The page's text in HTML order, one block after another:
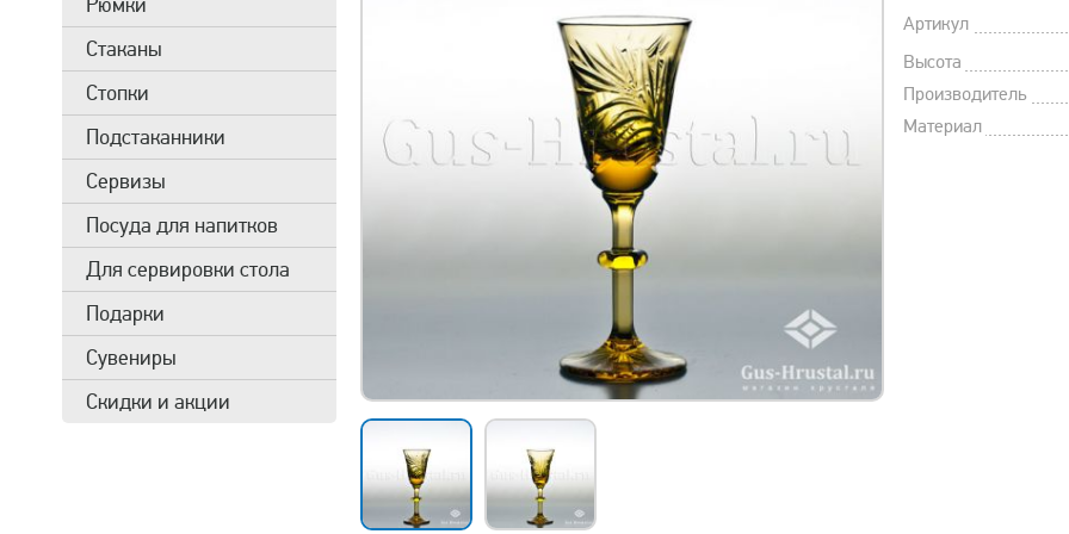
Стаканы
Стопки
Подстаканники
Сервизы
Посуда для напитков
Для сервировки стола
Подарки
Сувениры
Скидки и акции
Артикул
Высота
Производитель
Материал